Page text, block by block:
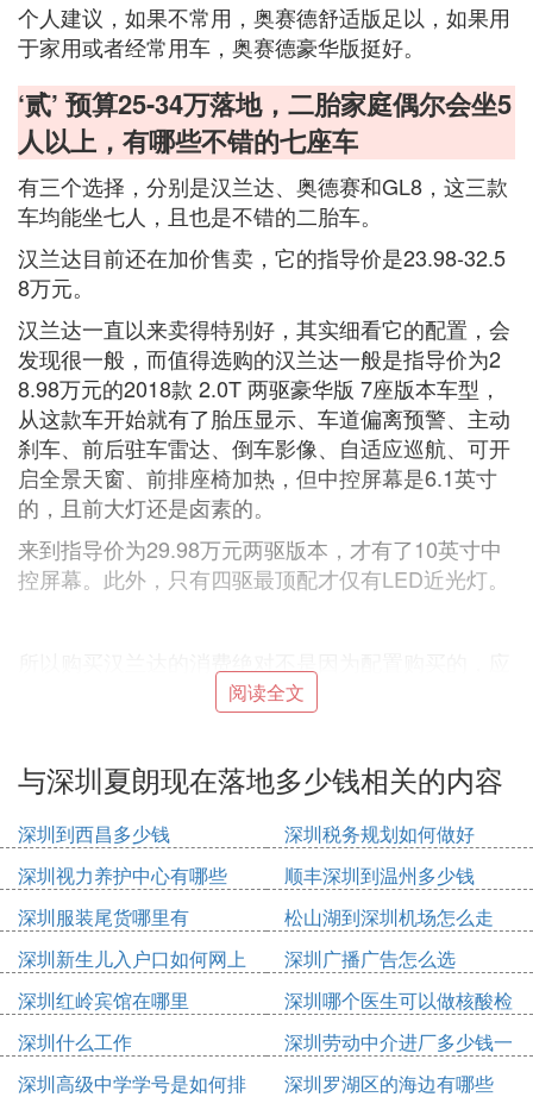
个人建议，如果不常用，奥赛德舒适版足以，如果用
于家用或者经常用车，奥赛德豪华版挺好。
‘贰’ 预算25-34万落地，二胎家庭偶尔会坐5
人以上，有哪些不错的七座车
有三个选择，分别是汉兰达、奥德赛和GL8，这三款
车均能坐七人，且也是不错的二胎车。
汉兰达目前还在加价售卖，它的指导价是23.98-32.5
8万元。
汉兰达一直以来卖得特别好，其实细看它的配置，会
发现很一般，而值得选购的汉兰达一般是指导价为2
8.98万元的2018款 2.0T 两驱豪华版 7座版本车型，
从这款车开始就有了胎压显示、车道偏离预警、主动
刹车、前后驻车雷达、倒车影像、自适应巡航、可开
启全景天窗、前排座椅加热，但中控屏幕是6.1英寸
的，且前大灯还是卤素的。
来到指导价为29.98万元两驱版本，才有了10英寸中
控屏幕。此外，只有四驱最顶配才仅有LED近光灯。
该是它稳定可靠的三大件，汉兰达的主要还是机动性
好不容易出故障，再就是驾驶感还不错，再加上一个
所以汉兰达的优势还是在于三大件上，配置只能说一
得不高。
接下来是奥德赛和别克GL8，我个人的话推荐混动奥
德赛。
一是外观不论是汽油版还是混动版都一样，看起来时
常，车身也流畅，而GL8显商务。
阅读全文
与深圳夏朗现在落地多少钱相关的内容
深圳到西昌多少钱
深圳税务规划如何做好
深圳视力养护中心有哪些
顺丰深圳到温州多少钱
深圳服装尾货哪里有
松山湖到深圳机场怎么走
深圳新生儿入户口如何网上
申请
深圳广播广告怎么选
深圳红岭宾馆在哪里
深圳哪个医生可以做核酸检
测
深圳什么工作
深圳劳动中介进厂多少钱一
个月
深圳高级中学学号是如何排 深圳罗湖区的海边有哪些